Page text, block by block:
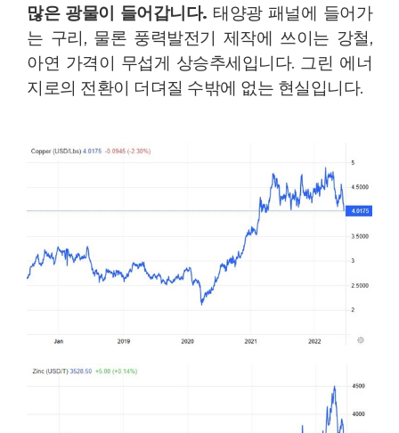
많은 광물이 들어갑니다. 태양광 패널에 들어가
는 구리, 물론 풍력발전기 제작에 쓰이는 강철,
아연 가격이 무섭게 상승추세입니다. 그린 에너
지로의 전환이 더뎌질 수밖에 없는 현실입니다.